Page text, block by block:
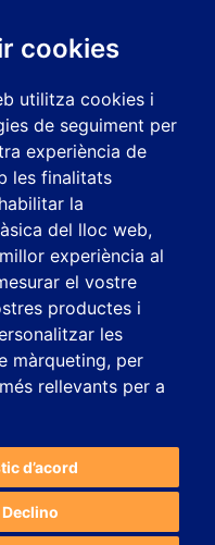
cookies
utilitza cookies i
de seguiment per
experiència de
les finalitats
la
del lloc web,
experiència al
el vostre
productes i
les
màrqueting, per
rellevants per a
d’acord
Declino